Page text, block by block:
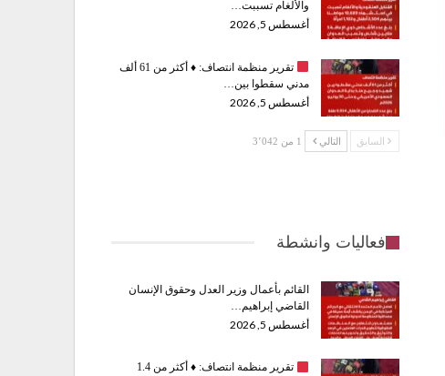
والألغام تسببت…
أغسطس 5, 2026
تقرير منظمة انتصاف: ♦️
أكثر من 61 ألف
مدني سقطوا بين…
أغسطس 5, 2026
السابق التالي 1 من 3٬042
فعاليات وانشطة
القائم بأعمال وزير العدل وحقوق الإنسان
القاضي إبراهيم…
أغسطس 5, 2026
تقرير منظمة انتصاف: ♦️
أكثر من 1.4